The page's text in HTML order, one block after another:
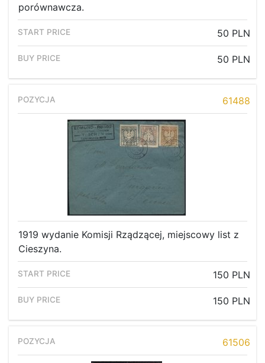
porównawcza.
50 PLN
50 PLN
61488
1919 wydanie Komisji Rządzącej, miejscowy list z
Cieszyna.
150 PLN
150 PLN
61506